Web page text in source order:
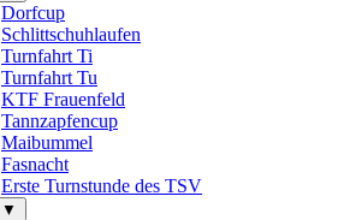
Dorfcup
Schlittschuhlaufen
Turnfahrt Ti
Turnfahrt Tu
KTF Frauenfeld
Tannzapfencup
Maibummel
Fasnacht
Erste Turnstunde des TSV
▼